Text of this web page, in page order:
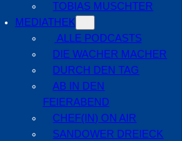
TOBIAS MUSCHTER
MEDIATHEK
ALLE PODCASTS
DIE WACHER MACHER
DURCH DEN TAG
AB IN DEN
FEIERABEND
CHEF(IN) ON AIR
SANDOWER DREIECK